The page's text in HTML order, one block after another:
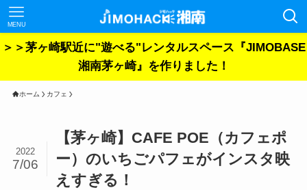
MENU
＞＞茅ヶ崎駅近に"遊べる"レンタルスペース『JIMOBASE
湘南茅ヶ崎』を作りました！
ホーム カフェ
【茅ヶ崎】CAFE POE（カフェポ
ー）のいちごパフェがインスタ映
えすぎる！
2022
7/06